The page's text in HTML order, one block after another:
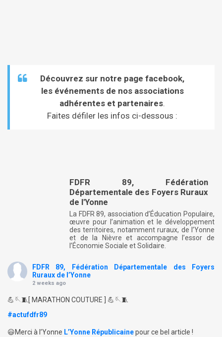
Découvrez sur notre page facebook,
les événements de nos associations
adhérentes et partenaires.
Faites défiler les infos ci-dessous :
FDFR 89, Fédération
Départementale des Foyers Ruraux
de l'Yonne
La FDFR 89, association d’Éducation Populaire,
œuvre pour l’animation et le développement
des territoires, notamment ruraux, de l’Yonne
et de la Nièvre et accompagne l’essor de
l’Économie Sociale et Solidaire.
FDFR 89, Fédération Départementale des Foyers
Ruraux de l’Yonne
2 weeks ago
💪🪡🧵[ MARATHON COUTURE ] 💪🪡🧵
#actufdfr89
😃Merci à l’Yonne L’Yonne Républicainepour ce bel article !